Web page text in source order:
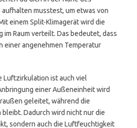
musstest, um etwas von
einem Split-Klimagerät wird die
im Raum verteilt. Das bedeutet, dass
einer angenehmen Temperatur
Luftzirkulation ist auch viel
einer Außeneinheit wird
geleitet, während die
bleibt. Dadurch wird nicht nur die
sondern auch die Luftfeuchtigkeit